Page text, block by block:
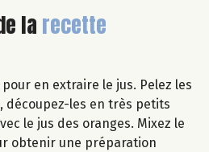
larecette
en extraire le jus. Pelez les
découpez-les en très petits
le jus des oranges. Mixez le
obtenir une préparation